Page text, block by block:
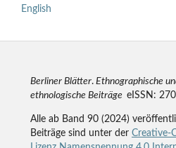
English
Berliner Blätter.Ethnographische
ethnologische Beiträge eISSN:
Alle ab Band 90 (2024)
Beiträge sind unter der Creative-